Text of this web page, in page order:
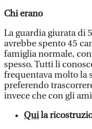
Chi erano
La guardia giurata di
avrebbe spento 45
famiglia normale,
spesso. Tutti li
frequentava molto la
preferendo
invece che con gli
Quila